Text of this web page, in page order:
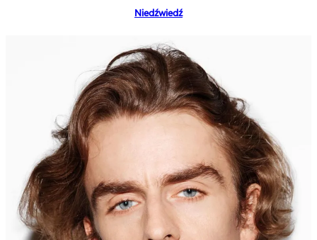
Niedźwiedź